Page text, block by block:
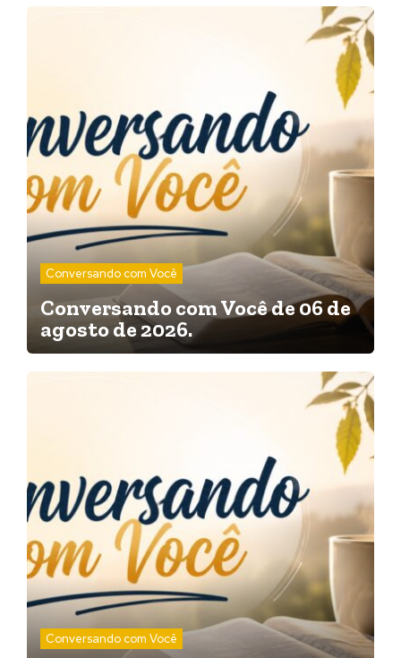
Conversando com Você
Conversando com Você de 06 de
agosto de 2026.
Conversando com Você